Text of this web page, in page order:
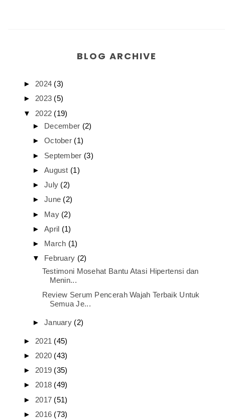
BLOG ARCHIVE
► 2024 (3)
► 2023 (5)
▼ 2022 (19)
► December (2)
► October (1)
► September (3)
► August (1)
► July (2)
► June (2)
► May (2)
► April (1)
► March (1)
▼ February (2)
Testimoni Mosehat Bantu Atasi Hipertensi dan
Menin...
Review Serum Pencerah Wajah Terbaik Untuk
Semua Je...
► January (2)
► 2021 (45)
► 2020 (43)
► 2019 (35)
► 2018 (49)
► 2017 (51)
► 2016 (73)